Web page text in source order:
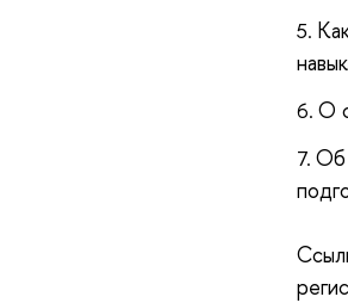
О
Об